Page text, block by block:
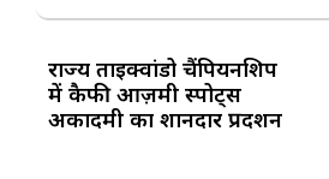
राज्य ताइक्वांडो चैंपियनशिप
में कैफी आज़मी स्पोर्ट्स
अकादमी का शानदार प्रदर्शन